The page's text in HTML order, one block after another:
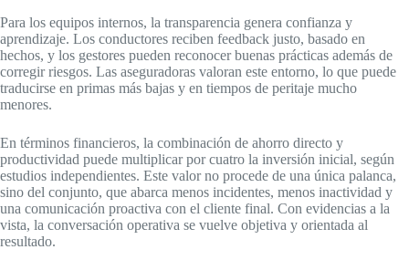
Para los equipos internos, la transparencia genera confianza y
aprendizaje. Los conductores reciben feedback justo, basado en
hechos, y los gestores pueden reconocer buenas prácticas además de
corregir riesgos. Las aseguradoras valoran este entorno, lo que puede
traducirse en primas más bajas y en tiempos de peritaje mucho
menores.
En términos financieros, la combinación de ahorro directo y
productividad puede multiplicar por cuatro la inversión inicial, según
estudios independientes. Este valor no procede de una única palanca,
sino del conjunto, que abarca menos incidentes, menos inactividad y
una comunicación proactiva con el cliente final. Con evidencias a la
vista, la conversación operativa se vuelve objetiva y orientada al
resultado.